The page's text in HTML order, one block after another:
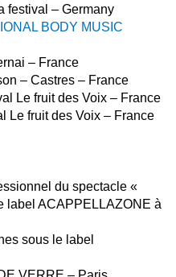
– Germany
BODY MUSIC
– France
– Castres – France
Le fruit des Voix – France
Le fruit des Voix – France
du spectacle «
label ACAPPELLAZONE à
sous le label